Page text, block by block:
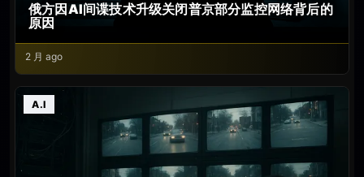
俄方因AI间谍技术升级关闭普京部分监控网络背后的
原因
2 月 ago
A.I